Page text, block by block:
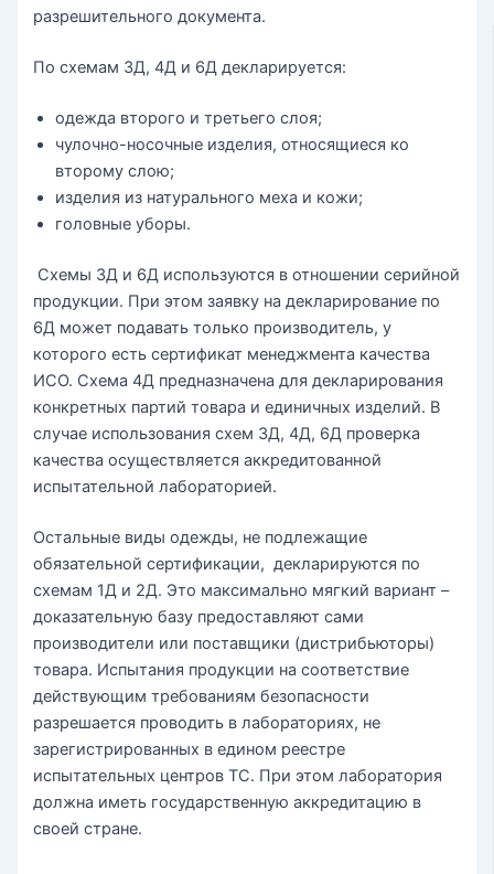
разрешительного документа.
По схемам 3Д, 4Д и 6Д декларируется:
одежда второго и третьего слоя;
чулочно-носочные изделия, относящиеся ко
второму слою;
изделия из натурального меха и кожи;
головные уборы.
Схемы 3Д и 6Д используются в отношении серийной
продукции. При этом заявку на декларирование по
6Д может подавать только производитель, у
которого есть сертификат менеджмента качества
ИСО. Схема 4Д предназначена для декларирования
конкретных партий товара и единичных изделий. В
случае использования схем 3Д, 4Д, 6Д проверка
качества осуществляется аккредитованной
испытательной лабораторией.
Остальные виды одежды, не подлежащие
обязательной сертификации, декларируются по
схемам 1Д и 2Д. Это максимально мягкий вариант –
доказательную базу предоставляют сами
производители или поставщики (дистрибьюторы)
товара. Испытания продукции на соответствие
действующим требованиям безопасности
разрешается проводить в лабораториях, не
зарегистрированных в едином реестре
испытательных центров ТС. При этом лаборатория
должна иметь государственную аккредитацию в
своей стране.